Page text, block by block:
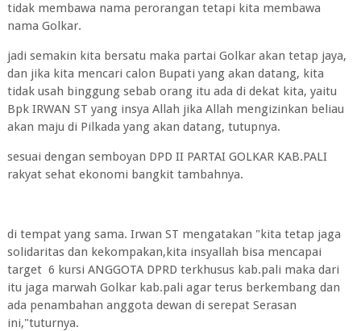
tidak membawa nama perorangan tetapi kita membawa
nama Golkar.
jadi semakin kita bersatu maka partai Golkar akan tetap jaya,
dan jika kita mencari calon Bupati yang akan datang, kita
tidak usah binggung sebab orang itu ada di dekat kita, yaitu
Bpk IRWAN ST yang insya Allah jika Allah mengizinkan beliau
akan maju di Pilkada yang akan datang, tutupnya.
sesuai dengan semboyan DPD II PARTAI GOLKAR KAB.PALI
rakyat sehat ekonomi bangkit tambahnya.
di tempat yang sama. Irwan ST mengatakan "kita tetap jaga
solidaritas dan kekompakan,kita insyallah bisa mencapai
target 6 kursi ANGGOTA DPRD terkhusus kab.pali maka dari
itu jaga marwah Golkar kab.pali agar terus berkembang dan
ada penambahan anggota dewan di serepat Serasan
ini,"tuturnya.